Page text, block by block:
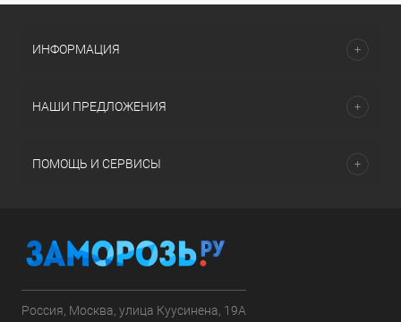
ИНФОРМАЦИЯ
НАШИ ПРЕДЛОЖЕНИЯ
ПОМОЩЬ И СЕРВИСЫ
Россия, Москва, улица Куусинена, 19А